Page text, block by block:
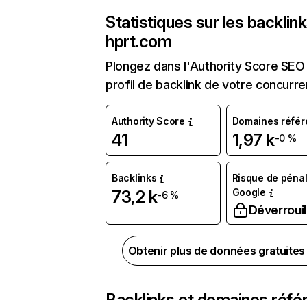
Statistiques sur les
hprt.com
Plongez dans l'Authority Score
profil de backlink de votre
Authority Score
41
Domaines
1,97 k-0 %
Backlinks
73,2 k-6 %
Risque de
Google
Obtenir plus de données